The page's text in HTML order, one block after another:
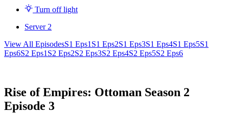
Turn off light
Server 2
View All EpisodesS1 Eps1 S1 Eps2S1 Eps3S1 Eps4S1 Eps5S1
Eps6S2 Eps1 S2 Eps2S2 Eps3S2 Eps4S2 Eps5S2 Eps6
Rise of Empires: Ottoman Season 2
Episode 3